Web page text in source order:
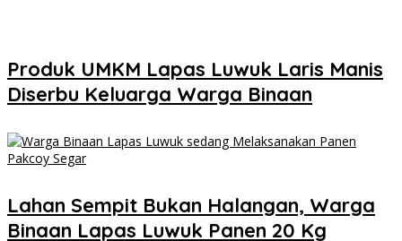
Produk UMKM Lapas Luwuk Laris Manis
Diserbu Keluarga Warga Binaan
Lahan Sempit Bukan Halangan, Warga
Binaan Lapas Luwuk Panen 20 Kg